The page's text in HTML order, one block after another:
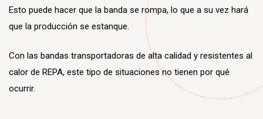
Esto puede hacer que la banda se rompa, lo que a su vez hará
que la producción se estanque.
Con las bandas transportadoras de alta calidad y resistentes al
calor de REPA, este tipo de situaciones no tienen por qué
ocurrir.